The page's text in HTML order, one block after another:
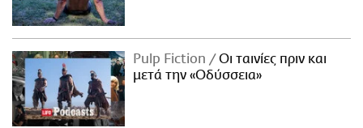
Pulp Fiction
Οι ταινίες πριν και
μετά την «Οδύσσεια»